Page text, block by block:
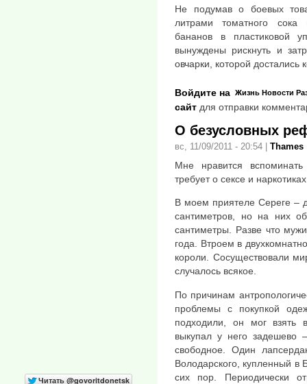
Не подумав о боевых
литрами томатного
бананов в пластиковой
вынуждены рискнуть и
овчарки, которой достались
Жизнь Новости
Войдите на
сайт для отправки
О безусловных
вс, 11/09/2011 - 20:54 | Thames
Мне нравится
требует о сексе и
В моем приятеле Сереге –
сантиметров, но на них
сантиметры. Разве что
года. Втроем в
короли. Сосуществовали
случалось всякое.
По причинам
проблемы с покупкой
подходили, он мог взять
выкупал у него
свободное. Один
Володарского, купленный
сих пор. Периодически